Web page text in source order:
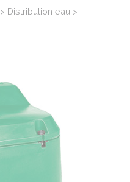
> Distribution eau >